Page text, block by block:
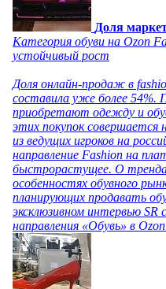
Доля
Категория обуви на Ozon
устойчивый рост
Доля онлайн-продаж в
составила уже более 54%.
приобретают одежду и
этих покупок совершается
из ведущих игроков на
направление Fashion на
быстрорастущее. О
особенностях обувного
планирующих продавать
эксклюзивном интервью SR
направления «Обувь» в